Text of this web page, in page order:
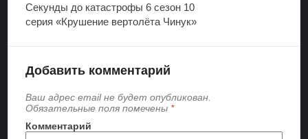
Секунды до катастрофы 6 сезон 10
серия «Крушение вертолёта Чинук»
Добавить комментарий
Ваш адрес email не будет опубликован.
Обязательные поля помечены *
Комментарий